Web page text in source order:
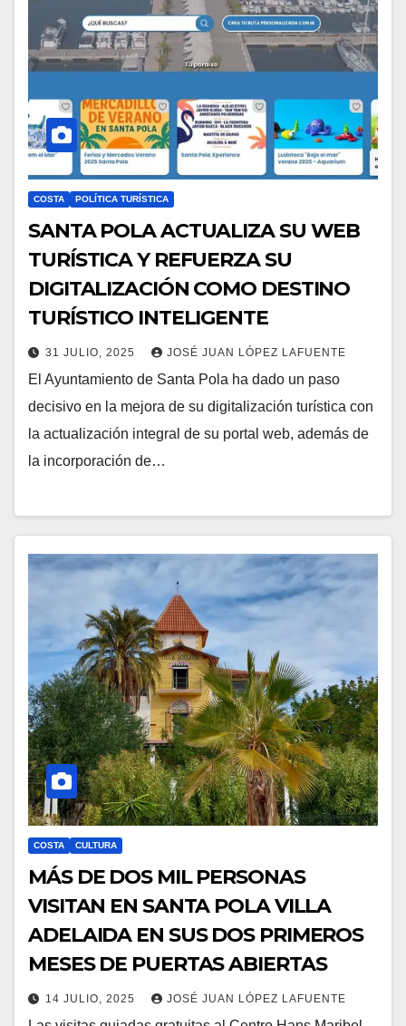
COSTA POLÍTICA TURÍSTICA
SANTA POLA ACTUALIZA SU WEB
TURÍSTICA Y REFUERZA SU
DIGITALIZACIÓN COMO DESTINO
TURÍSTICO INTELIGENTE
31 JULIO, 2025 JOSÉ JUAN LÓPEZ LAFUENTE
El Ayuntamiento de Santa Pola ha dado un paso
decisivo en la mejora de su digitalización turística con
la actualización integral de su portal web, además de
la incorporación de…
COSTA CULTURA
MÁS DE DOS MIL PERSONAS
VISITAN EN SANTA POLA VILLA
ADELAIDA EN SUS DOS PRIMEROS
MESES DE PUERTAS ABIERTAS
14 JULIO, 2025 JOSÉ JUAN LÓPEZ LAFUENTE